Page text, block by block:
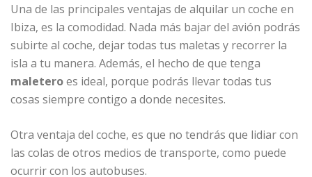
Una de las principales ventajas de alquilar un coche en
Ibiza, es la comodidad. Nada más bajar del avión podrás
subirte al coche, dejar todas tus maletas y recorrer la
isla a tu manera. Además, el hecho de que tenga
maleteroes ideal, porque podrás llevar todas tus
cosas siempre contigo a donde necesites.
Otra ventaja del coche, es que no tendrás que lidiar con
las colas de otros medios de transporte, como puede
ocurrir con los autobuses.